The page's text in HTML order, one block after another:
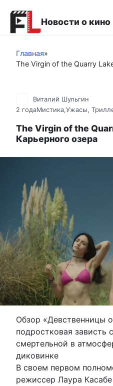
контенту
Новости о кино
Главная»
The Virgin of the Quarry
Виталий Шульгин
2 годаМистика,Ужасы,
The Virgin of the
Карьерного озера
Обзор «Девственницы
подростковая зависть
смертельной в
диковинке
В своем первом
режиссер Лаура